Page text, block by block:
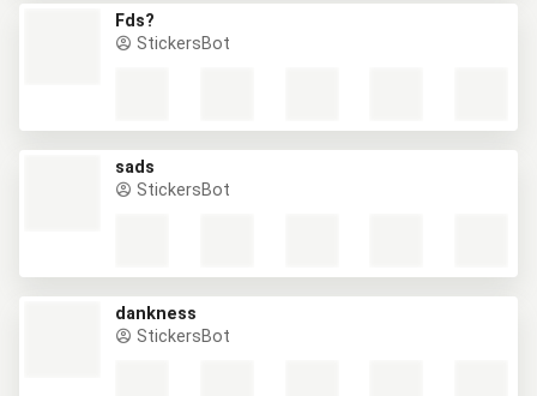
Fds?
StickersBot
sads
StickersBot
dankness
StickersBot